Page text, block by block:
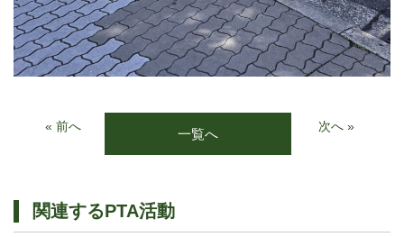
« 前へ 一覧へ 次へ »
関連するPTA活動